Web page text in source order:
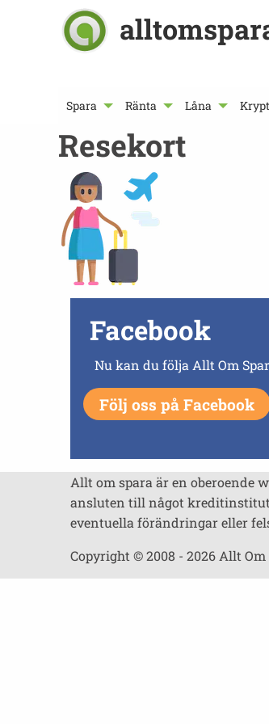
Spara Ränta Låna
Resekort
Facebook
Nu kan du följa Allt Om
Följ oss på Facebook
Allt om spara är en oberoende
ansluten till något
eventuella förändringar eller
Copyright © 2008 - 2026 Allt